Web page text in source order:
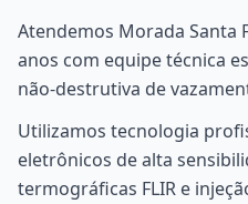
Atendemos Morada Santa
anos com equipe técnica
não-destrutiva de
Utilizamos tecnologia
eletrônicos de alta
termográficas FLIR e